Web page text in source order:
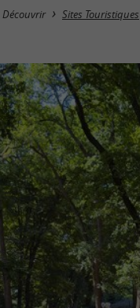
Découvrir Sites Touristiques